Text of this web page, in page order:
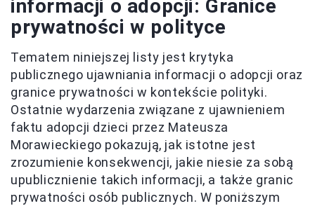
informacji o adopcji: Granice
prywatności w polityce
Tematem niniejszej listy jest krytyka
publicznego ujawniania informacji o adopcji oraz
granice prywatności w kontekście polityki.
Ostatnie wydarzenia związane z ujawnieniem
faktu adopcji dzieci przez Mateusza
Morawieckiego pokazują, jak istotne jest
zrozumienie konsekwencji, jakie niesie za sobą
upublicznienie takich informacji, a także granic
prywatności osób publicznych. W poniższym